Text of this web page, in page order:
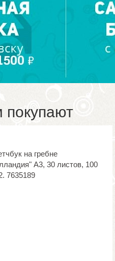
покупают
на гребне
А3, 30 листов, 100
7635189